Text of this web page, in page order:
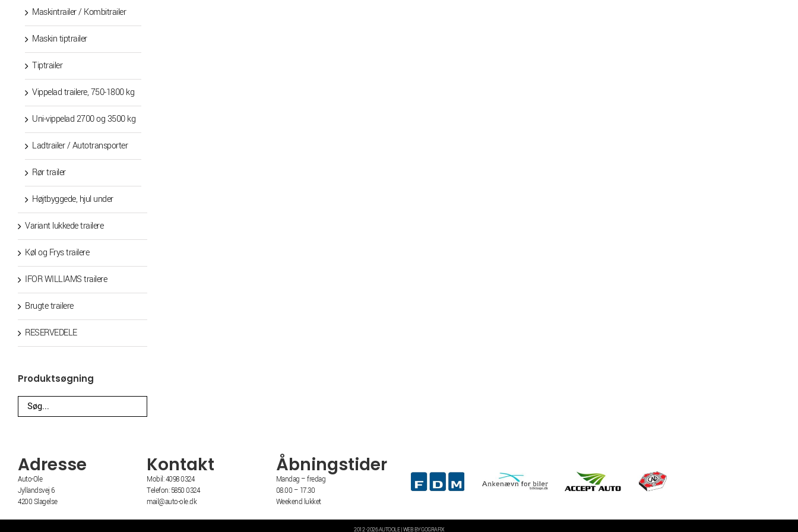
Maskintrailer / Kombitrailer
Maskin tiptrailer
Tiptrailer
Vippelad trailere, 750-1800 kg
Uni-vippelad 2700 og 3500 kg
Ladtrailer / Autotransporter
Rør trailer
Højtbyggede, hjul under
Variant lukkede trailere
Køl og Frys trailere
IFOR WILLIAMS trailere
Brugte trailere
RESERVEDELE
Produktsøgning
Adresse
Auto-Ole
Jyllandsvej 6
4200 Slagelse
Kontakt
Mobil: 4098 0324
Telefon: 5850 0324
mail@auto-ole.dk
Åbningstider
Mandag – fredag
08.00 – 17.30
Weekend lukket
2012 -2026 AUTOOLE | WEB BY GOGRAFIX